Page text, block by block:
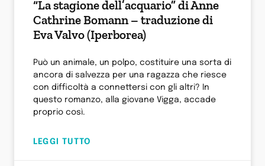
“La stagione dell’acquario” di Anne
Cathrine Bomann – traduzione di
Eva Valvo (Iperborea)
Può un animale, un polpo, costituire una sorta di
ancora di salvezza per una ragazza che riesce
con difficoltà a connettersi con gli altri? In
questo romanzo, alla giovane Vigga, accade
proprio così.
LEGGI TUTTO